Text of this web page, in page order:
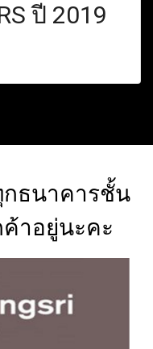
ปี 2019
ธนาคารชั้น
าอยู่นะคะ